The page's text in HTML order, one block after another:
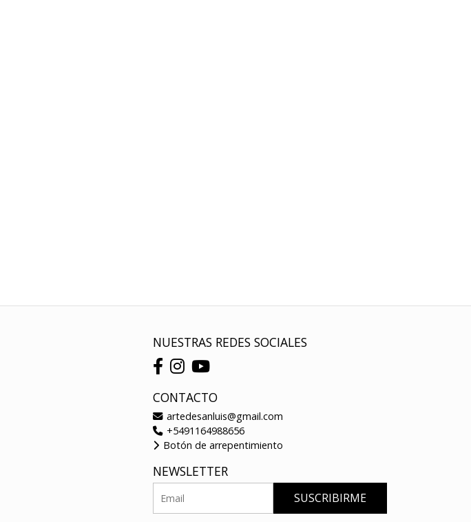
NUESTRAS REDES SOCIALES
CONTACTO
artedesanluis@gmail.com
+5491164988656
Botón de arrepentimiento
NEWSLETTER
SUSCRIBIRME